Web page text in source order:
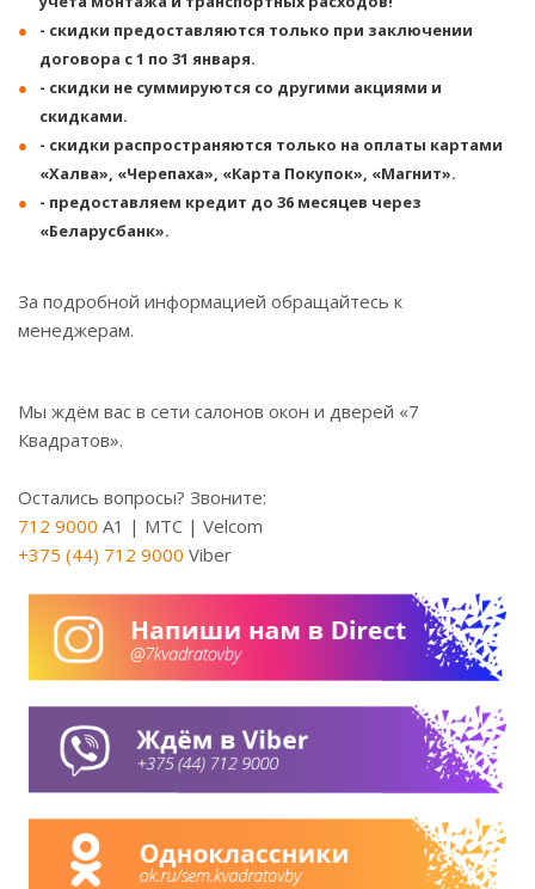
- скидки предоставляются только при заключении
договора с 1 по 31 января.
- скидки не суммируются со другими акциями и
скидками.
- скидки распространяются только на оплаты картами
«Халва», «Черепаха», «Карта Покупок», «Магнит».
- предоставляем кредит до 36 месяцев через
«Беларусбанк».
За подробной информацией обращайтесь к
менеджерам.
Мы ждём вас в сети салонов окон и дверей «7
Квадратов».
Остались вопросы? Звоните:
712 9000 A1 | МТС | Velcom
+375 (44) 712 9000 Viber